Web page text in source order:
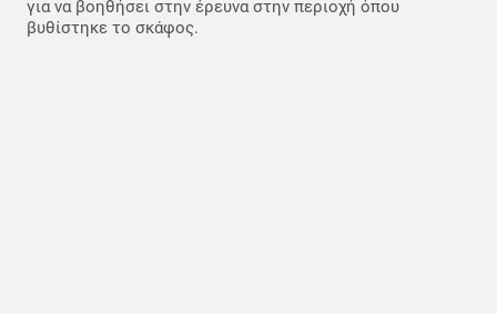
για να βοηθήσει στην έρευνα στην περιοχή όπου
βυθίστηκε το σκάφος.